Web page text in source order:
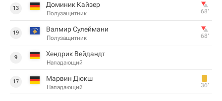
13 Доминик Кайзер
Полузащитник 68‎’‎
19 Валмир Сулеймани
Полузащитник 68‎’‎
9 Хендрик Вейдандт
Нападающий
17 Марвин Дюкш
Нападающий 36‎’‎